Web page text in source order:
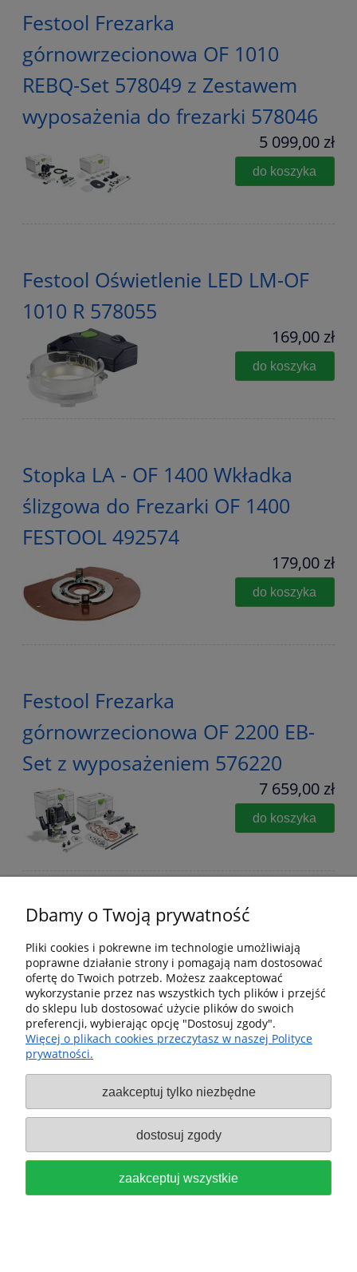
Festool Frezarka
górnowrzecionowa OF 1010
REBQ-Set 578049 z Zestawem
wyposażenia do frezarki 578046
5 099,00 zł
do koszyka
Festool Oświetlenie LED LM-OF
1010 R 578055
169,00 zł
do koszyka
Stopka LA - OF 1400 Wkładka
ślizgowa do Frezarki OF 1400
FESTOOL 492574
179,00 zł
do koszyka
Festool Frezarka
górnowrzecionowa OF 2200 EB-
Set z wyposażeniem 576220
7 659,00 zł
do koszyka
Festool Frezarka
górnowrzecionowa OF 1010
REBQ-Plus 578005
2 989,00 zł
do koszyka
Festool Szczotki węglowe do
Frezarki OF 2200 722092
Dbamy o Twoją prywatność
Pliki cookies i pokrewne im technologie umożliwiają
poprawne działanie strony i pomagają nam dostosować
ofertę do Twoich potrzeb. Możesz zaakceptować
wykorzystanie przez nas wszystkich tych plików i przejść
do sklepu lub dostosować użycie plików do swoich
preferencji, wybierając opcję "Dostosuj zgody".
Więcej o plikach cookies przeczytasz w naszej Polityce
prywatności.
zaakceptuj tylko niezbędne
dostosuj zgody
zaakceptuj wszystkie